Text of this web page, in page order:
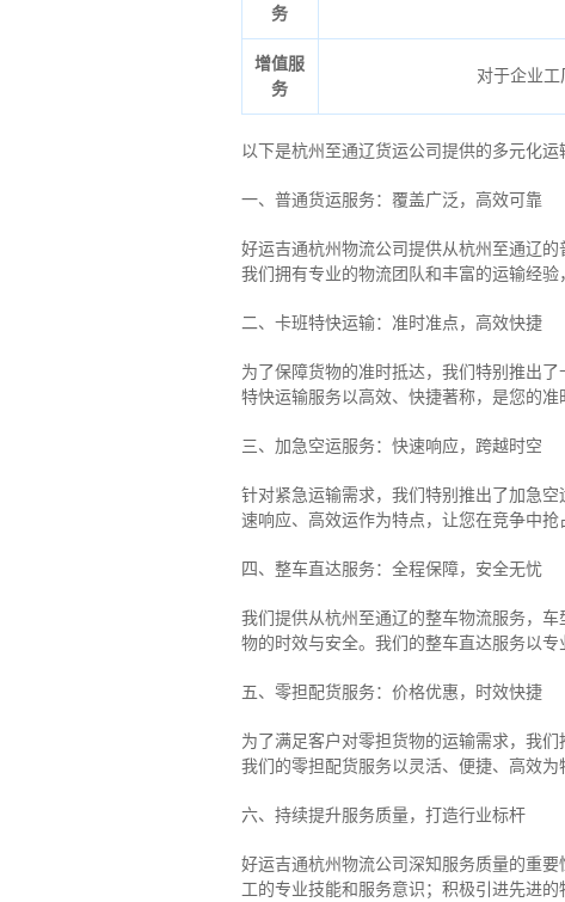
务
增值服
务
对于企业工
以下是杭州至通辽货运公司提供的多元化
一、普通货运服务：覆盖广泛，高效可靠
好运吉通杭州物流公司提供从杭州至通辽
我们拥有专业的物流团队和丰富的运输经验
二、卡班特快运输：准时准点，高效快捷
为了保障货物的准时抵达，我们特别推出
特快运输服务以高效、快捷著称，是您的准
三、加急空运服务：快速响应，跨越时空
针对紧急运输需求，我们特别推出了加急
速响应、高效运作为特点，让您在竞争中抢
四、整车直达服务：全程保障，安全无忧
我们提供从杭州至通辽的整车物流服务，
物的时效与安全。我们的整车直达服务以
五、零担配货服务：价格优惠，时效快捷
为了满足客户对零担货物的运输需求，我
我们的零担配货服务以灵活、便捷、高效为
六、持续提升服务质量，打造行业标杆
好运吉通杭州物流公司深知服务质量的重
工的专业技能和服务意识；积极引进先进